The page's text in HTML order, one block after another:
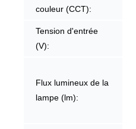
couleur (CCT):
Tension d'entrée
(V):
Flux lumineux de la
lampe (lm):